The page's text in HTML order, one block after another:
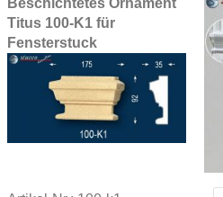
Beschichtetes Ornament
Titus 100-K1 für
Fensterstuck